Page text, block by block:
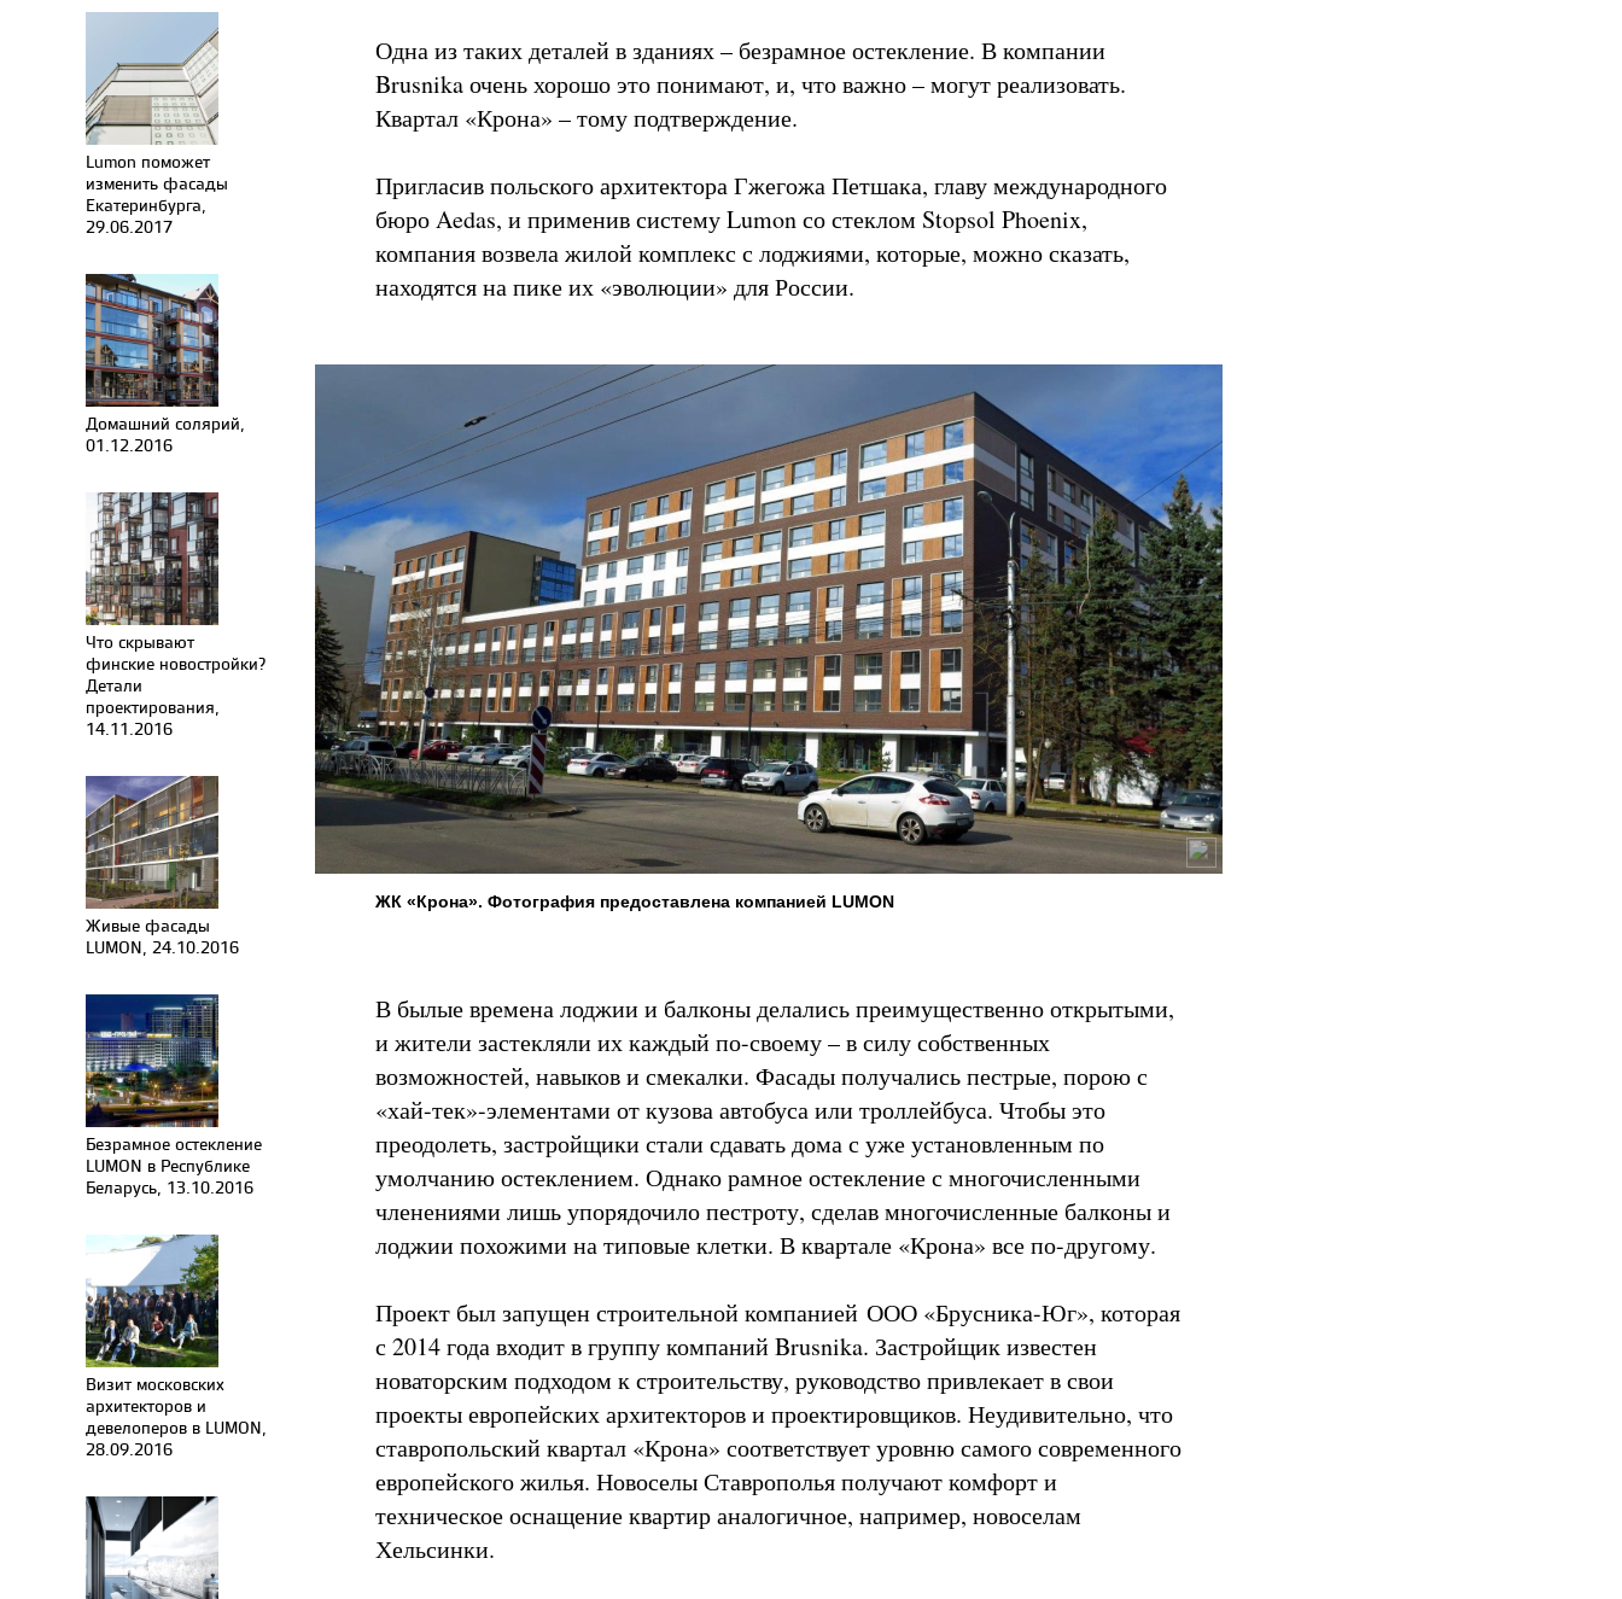
Lumon поможет
изменить фасады
Екатеринбурга,
29.06.2017
Домашний солярий,
01.12.2016
Что скрывают
финские новостройки?
Детали
проектирования,
14.11.2016
Живые фасады
LUMON, 24.10.2016
Безрамное остекление
LUMON в Республике
Беларусь, 13.10.2016
Визит московских
архитекторов и
девелоперов в LUMON,
28.09.2016
Одна из таких деталей в зданиях – безрамное остекление. В компании
Brusnika очень хорошо это понимают, и, что важно – могут реализовать.
Квартал «Крона» – тому подтверждение.
Пригласив польского архитектора Гжегожа Петшака, главу международного
бюро Aedas, и применив систему Lumon со стеклом Stopsol Phoenix,
компания возвела жилой комплекс с лоджиями, которые, можно сказать,
находятся на пике их «эволюции» для России.
ЖК «Крона». Фотография предоставлена компанией LUMON
В былые времена лоджии и балконы делались преимущественно открытыми,
и жители застекляли их каждый по-своему – в силу собственных
возможностей, навыков и смекалки. Фасады получались пестрые, порою с
«хай-тек»-элементами от кузова автобуса или троллейбуса. Чтобы это
преодолеть, застройщики стали сдавать дома с уже установленным по
умолчанию остеклением. Однако рамное остекление с многочисленными
членениями лишь упорядочило пестроту, сделав многочисленные балконы и
лоджии похожими на типовые клетки. В квартале «Крона» все по-другому.
Проект был запущен строительной компанией ООО «Брусника-Юг», которая
с 2014 года входит в группу компаний Brusnika. Застройщик известен
новаторским подходом к строительству, руководство привлекает в свои
проекты европейских архитекторов и проектировщиков. Неудивительно, что
ставропольский квартал «Крона» соответствует уровню самого современного
европейского жилья. Новоселы Ставрополья получают комфорт и
техническое оснащение квартир аналогичное, например, новоселам
Хельсинки.